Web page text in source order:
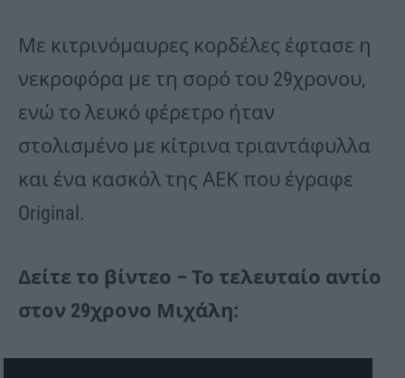
Με κιτρινόμαυρες κορδέλες έφτασε η
νεκροφόρα με τη σορό του 29χρονου,
ενώ το λευκό φέρετρο ήταν
στολισμένο με κίτρινα τριαντάφυλλα
και ένα κασκόλ της ΑΕΚ που έγραφε
Original.
Δείτε το βίντεο – Το τελευταίο αντίο
στον 29χρονο Μιχάλη: